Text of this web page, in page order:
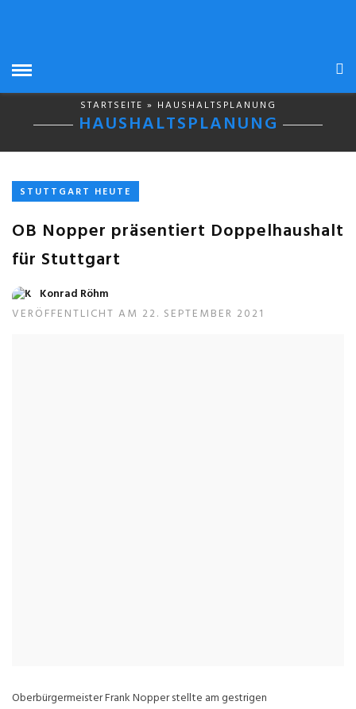
STARTSEITE » HAUSHALTSPLANUNG
HAUSHALTSPLANUNG
STUTTGART HEUTE
OB Nopper präsentiert Doppelhaushalt
für Stuttgart
Konrad Röhm
VERÖFFENTLICHT AM 22. SEPTEMBER 2021
Oberbürgermeister Frank Nopper stellte am gestrigen